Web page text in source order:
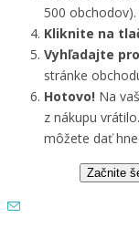
500 obchodov).
Kliknite na
Vyhľadajte
stránke
Hotovo! Na
z nákupu
môžete dať
Začnite